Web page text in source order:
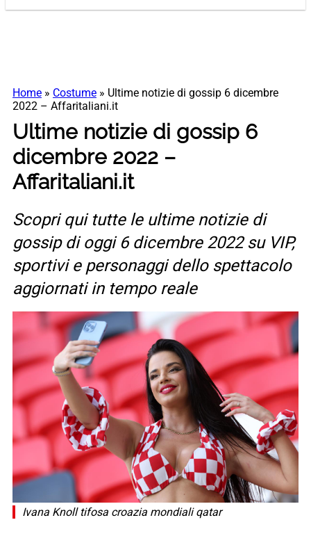
Home » Costume » Ultime notizie di gossip 6 dicembre
2022 – Affaritaliani.it
Ultime notizie di gossip 6
dicembre 2022 –
Affaritaliani.it
Scopri qui tutte le ultime notizie di
gossip di oggi 6 dicembre 2022 su VIP,
sportivi e personaggi dello spettacolo
aggiornati in tempo reale
Ivana Knoll tifosa croazia mondiali qatar